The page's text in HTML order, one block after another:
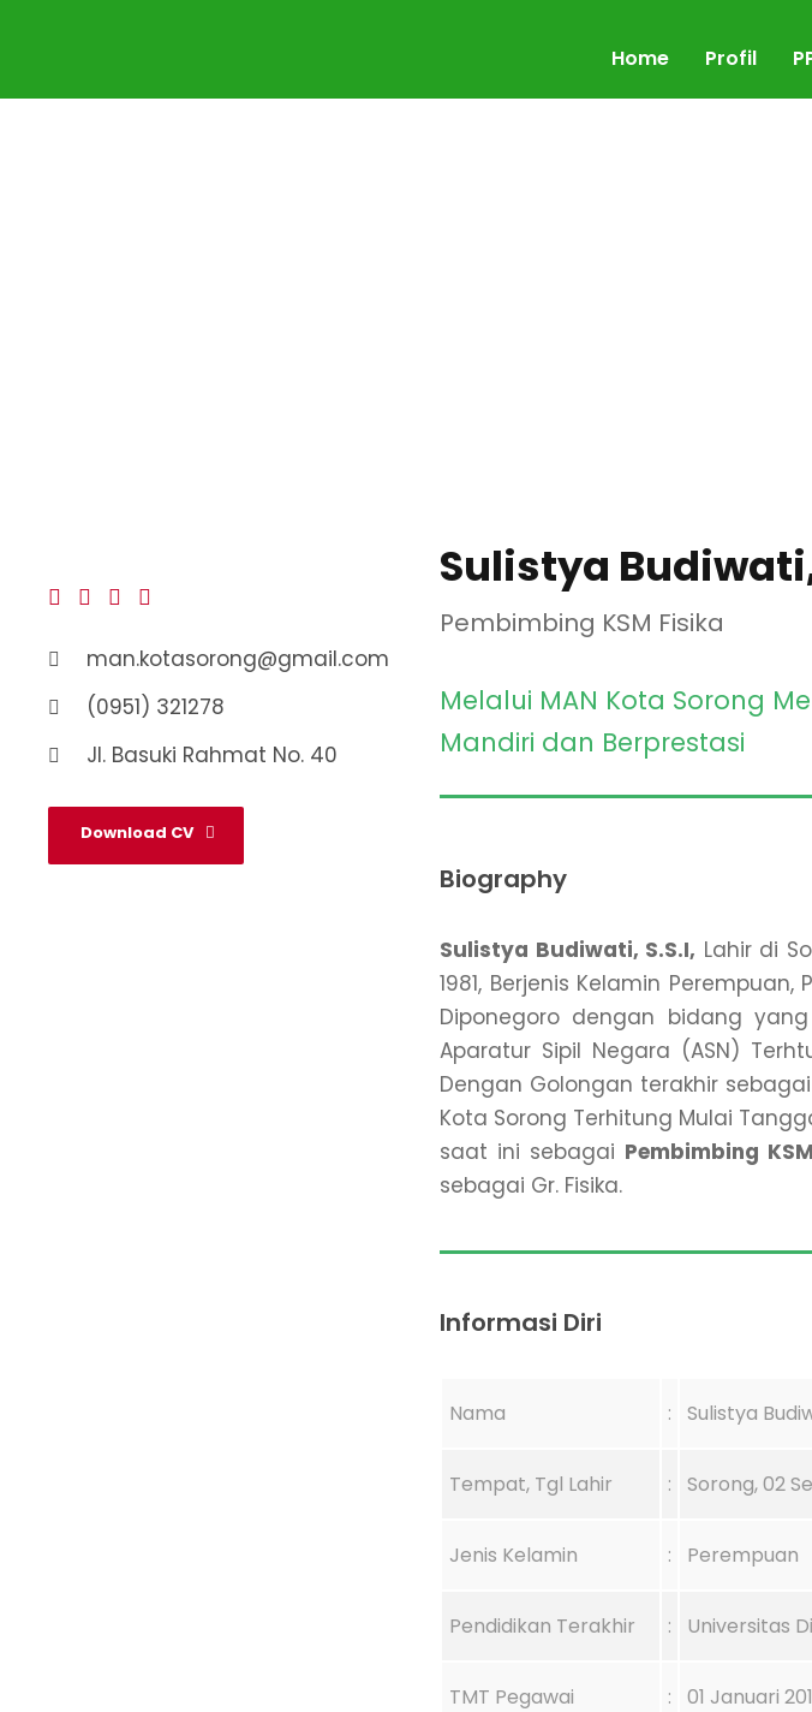
Home Profil
man.kotasorong@gmail.com
(0951) 321278
Jl. Basuki Rahmat No. 40
Download CV
Sulistya Budiwati,
Pembimbing KSM Fisika
Melalui MAN Kota Sorong
Mandiri dan Berprestasi
Biography
Sulistya Budiwati, S.S.I, Lahir di
1981, Berjenis Kelamin
Diponegoro dengan bidang yang
Aparatur Sipil Negara (ASN)
Dengan Golongan terakhir
Kota Sorong Terhitung Mulai
saat ini sebagai Pembimbing
sebagai Gr. Fisika.
Informasi Diri
Nama : Sulistya
Tempat, Tgl Lahir : Sorong, 02
Jenis Kelamin : Perempuan
Pendidikan Terakhir : Universitas
TMT Pegawai : 01 Januari